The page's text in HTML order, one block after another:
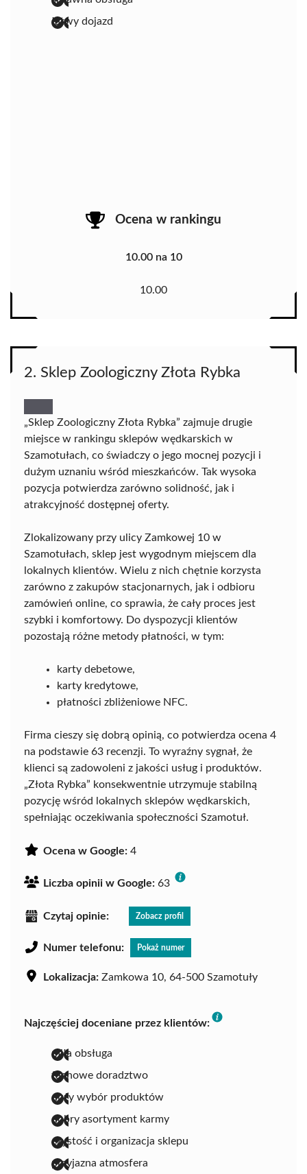
łatwy dojazd
Ocena w rankingu
10.00 na 10
10.00
2. Sklep Zoologiczny Złota Rybka
„Sklep Zoologiczny Złota Rybka” zajmuje drugie
miejsce w rankingu sklepów wędkarskich w
Szamotułach, co świadczy o jego mocnej pozycji i
dużym uznaniu wśród mieszkańców. Tak wysoka
pozycja potwierdza zarówno solidność, jak i
atrakcyjność dostępnej oferty.
Zlokalizowany przy ulicy Zamkowej 10 w
Szamotułach, sklep jest wygodnym miejscem dla
lokalnych klientów. Wielu z nich chętnie korzysta
zarówno z zakupów stacjonarnych, jak i odbioru
zamówień online, co sprawia, że cały proces jest
szybki i komfortowy. Do dyspozycji klientów
pozostają różne metody płatności, w tym:
karty debetowe,
karty kredytowe,
płatności zbliżeniowe NFC.
Firma cieszy się dobrą opinią, co potwierdza ocena 4
na podstawie 63 recenzji. To wyraźny sygnał, że
klienci są zadowoleni z jakości usług i produktów.
„Złota Rybka” konsekwentnie utrzymuje stabilną
pozycję wśród lokalnych sklepów wędkarskich,
spełniając oczekiwania społeczności Szamotuł.
Ocena w Google: 4
Liczba opinii w Google: 63
Czytaj opinie: Zobacz profil
Numer telefonu: Pokaż numer
Lokalizacja: Zamkowa 10, 64-500 Szamotuły
Najczęściej doceniane przez klientów:
miła obsługa
fachowe doradztwo
duży wybór produktów
dobry asortyment karmy
czystość i organizacja sklepu
przyjazna atmosfera